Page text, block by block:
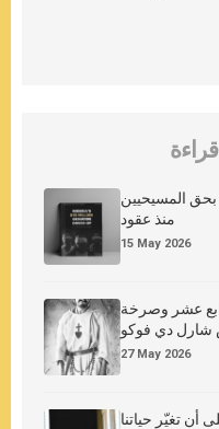
قراءة
بحق المسيحيين
منذ عقود
15 May 2026
عشر وصرخة
شارل دي فوكو
27 May 2026
أن تغيّر حياتنا